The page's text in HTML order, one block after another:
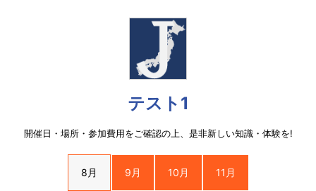
テスト1
開催日・場所・参加費用をご確認の上、是非新しい知識・体験を!
8月 9月 10月 11月